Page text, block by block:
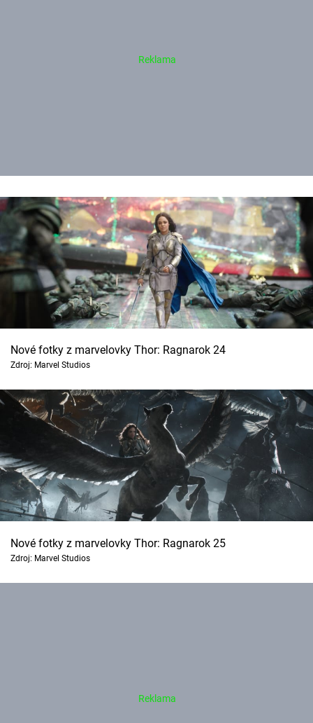
Nové fotky z marvelovky Thor: Ragnarok 24
Zdroj: Marvel Studios
Nové fotky z marvelovky Thor: Ragnarok 25
Zdroj: Marvel Studios